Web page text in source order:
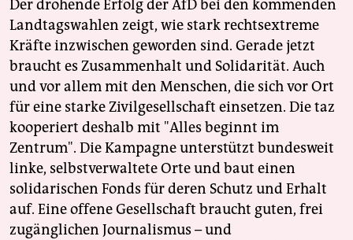
Der drohende Erfolg der AfD bei den kommenden
Landtagswahlen zeigt, wie stark rechtsextreme
Kräfte inzwischen geworden sind. Gerade jetzt
braucht es Zusammenhalt und Solidarität. Auch
und vor allem mit den Menschen, die sich vor Ort
für eine starke Zivilgesellschaft einsetzen. Die taz
kooperiert deshalb mit "Alles beginnt im
Zentrum". Die Kampagne unterstützt bundesweit
linke, selbstverwaltete Orte und baut einen
solidarischen Fonds für deren Schutz und Erhalt
auf. Eine offene Gesellschaft braucht guten, frei
zugänglichen Journalismus – und